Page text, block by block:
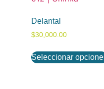
Delantal
$30,000.00
Seleccionar